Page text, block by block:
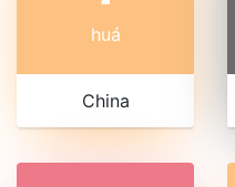
huá
China